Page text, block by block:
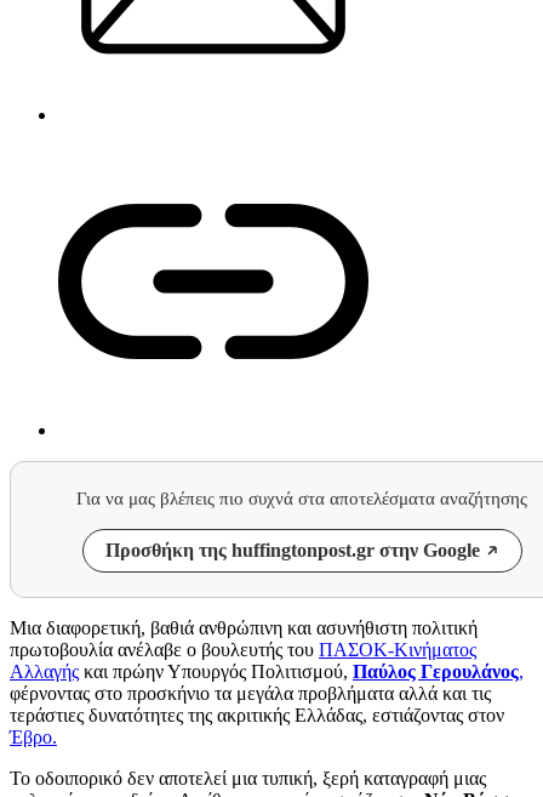
Για να μας βλέπεις πιο συχνά στα αποτελέσματα αναζήτησης
Προσθήκη της huffingtonpost.gr στην Google
Μια διαφορετική, βαθιά ανθρώπινη και ασυνήθιστη πολιτική
πρωτοβουλία ανέλαβε ο βουλευτής του ΠΑΣΟΚ-Κινήματος
Αλλαγής και πρώην Υπουργός Πολιτισμού, Παύλος Γερουλάνος,
φέρνοντας στο προσκήνιο τα μεγάλα προβλήματα αλλά και τις
τεράστιες δυνατότητες της ακριτικής Ελλάδας, εστιάζοντας στον
Έβρο.
Το οδοιπορικό δεν αποτελεί μια τυπική, ξερή καταγραφή μιας